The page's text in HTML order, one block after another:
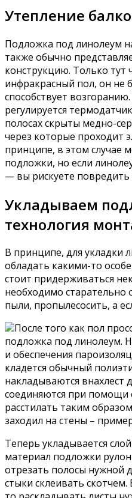
Утепление
Подложка под линолеум
также обычно
конструкцию. Только тут
инфракрасный пол, он не
способствует
регулируется
полосах скрыты медно-
через которые проходит
принципе, в этом случае
подложки, но если
— вы рискуете повредить
Укладываем
технология
В принципе, для укладки
обладать какими-то
стоит придерживаться
необходимо старательно
пыли, пропылесосить, а
После того как пол
подложка под линолеум.
и обеспечения
кладется обычный
накладываются внахлест
соединяются при помощи
расстилать таким
заходил на стены –
Теперь укладывается
материал подложки
отрезать полосы нужной
стыки склеивать